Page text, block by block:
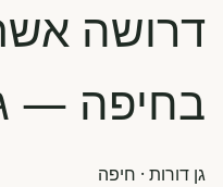
דרושה
בחיפה —
גן דורות · חיפה